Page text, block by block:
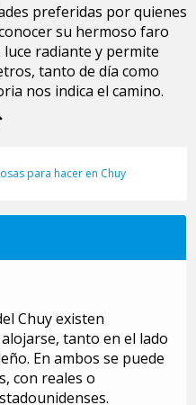
preferidas por quienes
su hermoso faro
radiante y permite
tanto de día como
nos indica el camino.
para hacer en Chuy
Chuy existen
tanto en el lado
En ambos se puede
con reales o